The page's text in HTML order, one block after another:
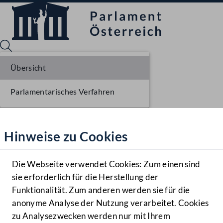
Hilfe
Benutzer
Navigationsmenü öffnen
MENÜ
Hinweise zu Cookies
Die Webseite verwendet Cookies: Zum einen sind
sie erforderlich für die Herstellung der
Funktionalität. Zum anderen werden sie für die
anonyme Analyse der Nutzung verarbeitet. Cookies
zu Analysezwecken werden nur mit Ihrem
Übersicht
Parlamentarisches Verfahren